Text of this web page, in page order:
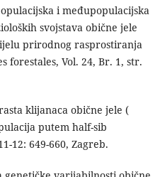
i međupopulacijska
svojstava obične jele
prirodnog rasprostiranja
forestales, Vol. 24, Br. 1, str.
klijanaca obične jele (
putem half-sib
12: 649-660, Zagreb.